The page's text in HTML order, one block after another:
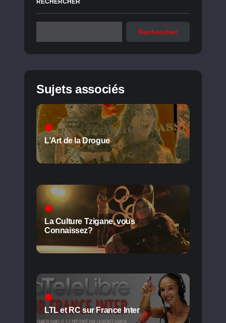
RECHERCHER
Rechercher
Sujets associés
L’Art de la Drogue
La Culture Tzigane, vous
Connaissez?
LTL et RC sur France Inter